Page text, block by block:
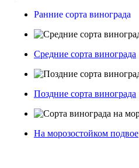
Ранние сорта винограда
Средние сорта винограда
Поздние сорта винограда
На морозостойком подвое